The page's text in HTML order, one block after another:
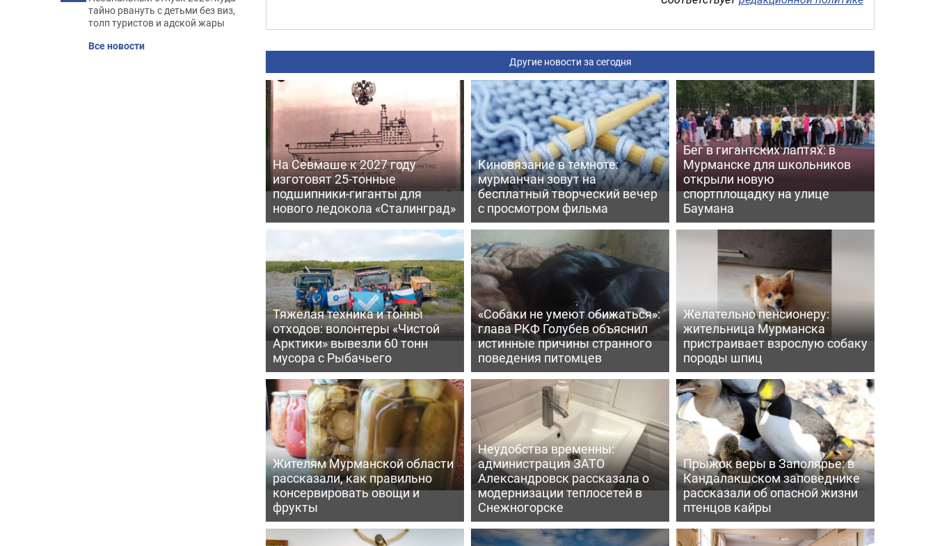
Другие новости за сегодня
На Севмаше к 2027 году
изготовят 25-тонные
подшипники-гиганты для
нового ледокола «Сталинград»
Киновязание в темноте:
мурманчан зовут на
бесплатный творческий вечер
с просмотром фильма
Бег в гигантских лаптях: в
Мурманске для школьников
открыли новую
спортплощадку на улице
Баумана
Тяжелая техника и тонны
отходов: волонтеры «Чистой
Арктики» вывезли 60 тонн
мусора с Рыбачьего
«Собаки не умеют обижаться»:
глава РКФ Голубев объяснил
истинные причины странного
поведения питомцев
Желательно пенсионеру:
жительница Мурманска
пристраивает взрослую собаку
породы шпиц
Жителям Мурманской области
рассказали, как правильно
консервировать овощи и
фрукты
Неудобства временны:
администрация ЗАТО
Александровск рассказала о
модернизации теплосетей в
Снежногорске
Прыжок веры в Заполярье: в
Кандалакшском заповеднике
рассказали об опасной жизни
птенцов кайры
тайно рвануть с детьми без виз,
толп туристов и адской жары
Все новости